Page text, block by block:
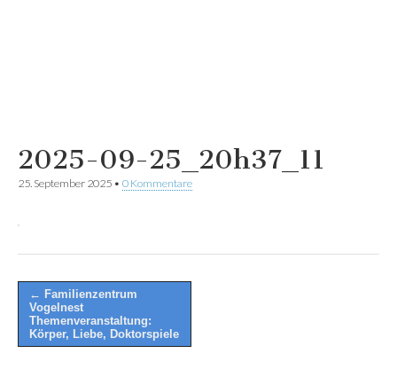
2025-09-25_20h37_11
25. September 2025 • 0 Kommentare
Post
navigation
← Familienzentrum
Vogelnest
Themenveranstaltung:
Körper, Liebe, Doktorspiele